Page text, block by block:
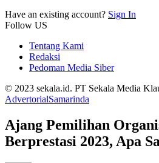
Have an existing account? Sign In
Follow US
Tentang Kami
Redaksi
Pedoman Media Siber
© 2023 sekala.id. PT Sekala Media
AdvertorialSamarinda
Ajang Pemilihan
Berprestasi 2023, Apa